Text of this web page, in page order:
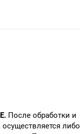
После обработки и
либо